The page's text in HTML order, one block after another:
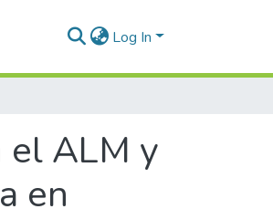
Log In
el ALM y
en